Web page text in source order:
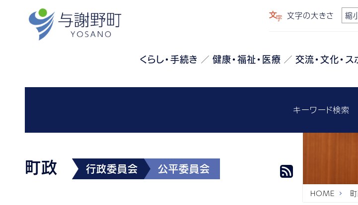
文字の大きさ 縮
くらし・手続き 健康・福祉・医療 交流・文化・ス
キーワード検索
町政 行政委員会 公平委員会
HOME